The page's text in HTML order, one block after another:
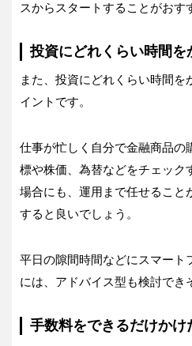
スからスタートすることがおす
投資にどれくらい時間
また、投資にどれくらい時間を
イントです。
仕事が忙しく自分で金融商品の
標や株価、為替などをチェック
場合にも、運用まで任せること
すると良いでしょう。
平日の隙間時間などにスマート
には、アドバイス型も検討でき
手数料をできるだけかけ